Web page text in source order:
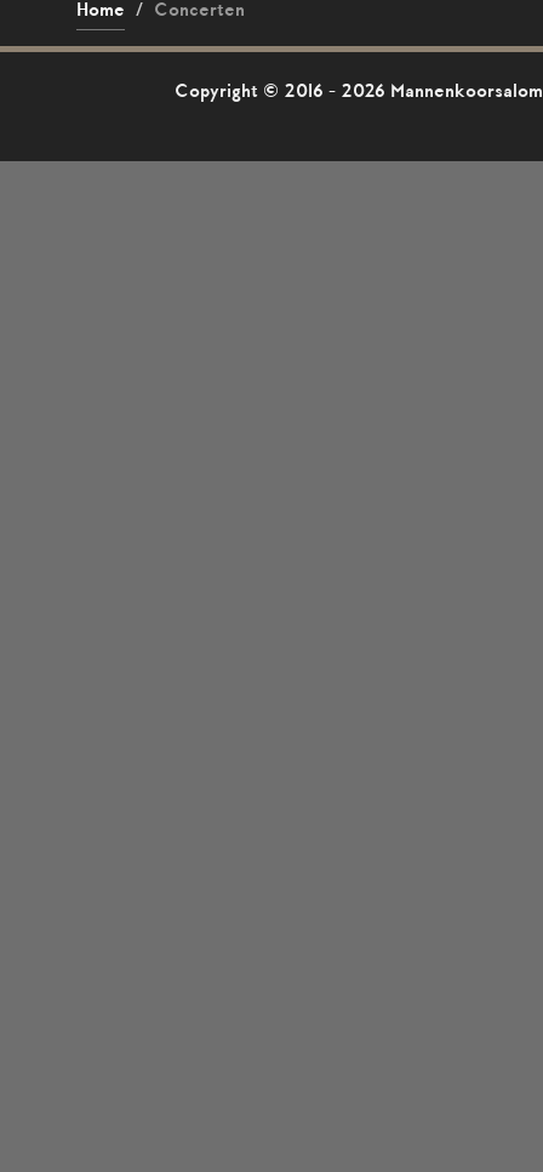
Home / Concerten
Copyright © 2016 - 2026